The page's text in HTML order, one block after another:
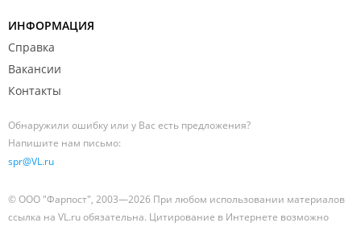
ИНФОРМАЦИЯ
Справка
Вакансии
Контакты
Обнаружили ошибку или у Вас есть предложения?
Напишите нам письмо:
spr@VL.ru
© ООО "Фарпост", 2003—2026 При любом использовании материалов
ссылка на VL.ru обязательна. Цитирование в Интернете возможно